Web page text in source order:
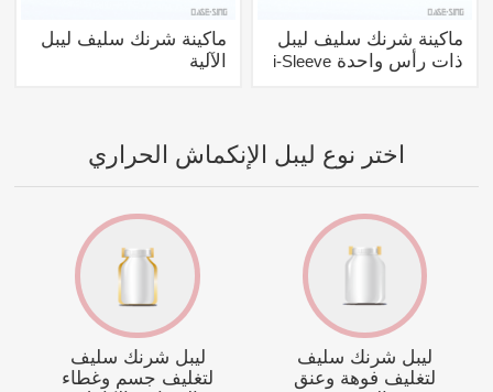
ماكينة شرنك سليف ليبل
ذات رأس واحدةi-Sleeve
ماكينة شرنك سليف ليبل
الآلية
اختر نوع ليبل الإنكماش الحراري
ليبل شرنك سليف
لتغليف فوهة وعنق
ليبل شرنك سليف
لتغليف جسم وغطاء